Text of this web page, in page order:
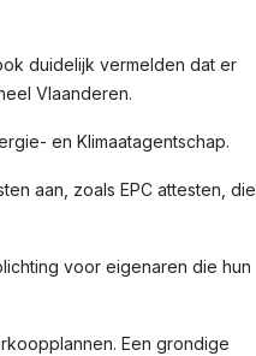
duidelijk vermelden dat er
Vlaanderen.
en Klimaatagentschap.
aan, zoals EPC attesten, die
voor eigenaren die hun
Een grondige